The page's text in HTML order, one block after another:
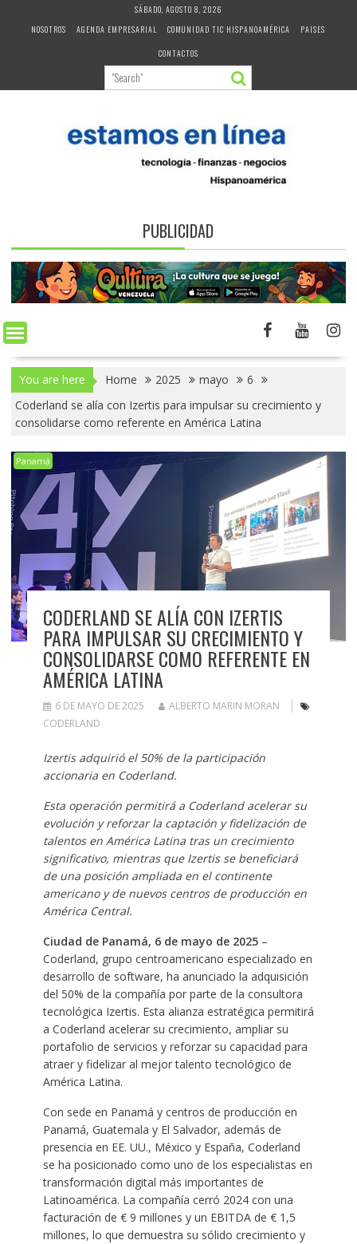
SÁBADO, AGOSTO 8, 2026
NOSOTROS
AGENDA EMPRESARIAL COMUNIDAD TIC HISPANOAMÉRICA
PAISES
CONTACTOS
PUBLICIDAD
You are here Home 2025 mayo
6
Coderland se alía con Izertis para impulsar su crecimiento y
consolidarse como referente en América Latina
Panamá
CODERLAND SE ALÍA CON IZERTIS
PARA IMPULSAR SU CRECIMIENTO Y
CONSOLIDARSE COMO REFERENTE EN
AMÉRICA LATINA
6 DE MAYO DE 2025
ALBERTO MARIN MORAN
CODERLAND
Izertis adquirió el 50% de la participación
accionaria en Coderland.
Esta operación permitirá a Coderland acelerar su
evolución y reforzar la captación y fidelización de
talentos en América Latina tras un crecimiento
significativo, mientras que Izertis se beneficiará
de una posición ampliada en el continente
americano y de nuevos centros de producción en
América Central.
Ciudad de Panamá, 6 de mayo de 2025 –
Coderland, grupo centroamericano especializado en
desarrollo de software, ha anunciado la adquisición
del 50% de la compañía por parte de la consultora
tecnológica Izertis. Esta alianza estratégica permitirá
a Coderland acelerar su crecimiento, ampliar su
portafolio de servicios y reforzar su capacidad para
atraer y fidelizar al mejor talento tecnológico de
América Latina.
Con sede en Panamá y centros de producción en
Panamá, Guatemala y El Salvador, además de
presencia en EE. UU., México y España, Coderland
se ha posicionado como uno de los especialistas en
transformación digital más importantes de
Latinoamérica. La compañía cerró 2024 con una
facturación de € 9 millones y un EBITDA de € 1,5
millones, lo que demuestra su sólido crecimiento y